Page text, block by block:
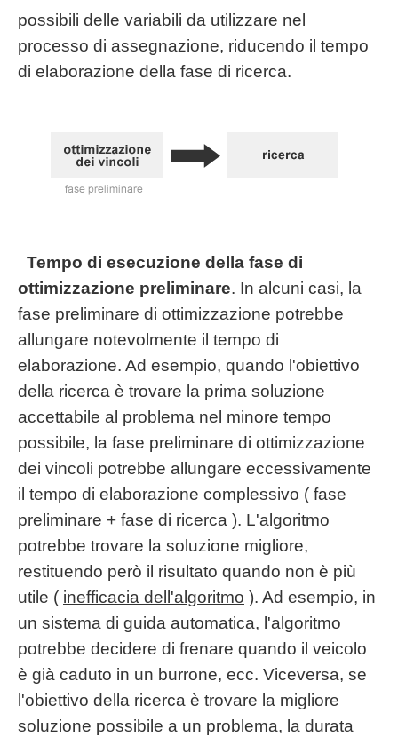
possibili delle variabili da utilizzare nel
processo di assegnazione, riducendo il tempo
di elaborazione della fase di ricerca.
Tempo di esecuzione della fase di
ottimizzazione preliminare. In alcuni casi, la
fase preliminare di ottimizzazione potrebbe
allungare notevolmente il tempo di
elaborazione. Ad esempio, quando l'obiettivo
della ricerca è trovare la prima soluzione
accettabile al problema nel minore tempo
possibile, la fase preliminare di ottimizzazione
dei vincoli potrebbe allungare eccessivamente
il tempo di elaborazione complessivo ( fase
preliminare + fase di ricerca ). L'algoritmo
potrebbe trovare la soluzione migliore,
restituendo però il risultato quando non è più
utile ( inefficacia dell'algoritmo ). Ad esempio, in
un sistema di guida automatica, l'algoritmo
potrebbe decidere di frenare quando il veicolo
è già caduto in un burrone, ecc. Viceversa, se
l'obiettivo della ricerca è trovare la migliore
soluzione possibile a un problema, la durata